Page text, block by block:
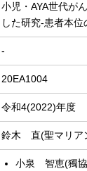
小児・AYA世代が
した研究-患者本
-
20EA1004
令和4(2022)年度
鈴木 直(聖マリア
小泉 智恵(獨